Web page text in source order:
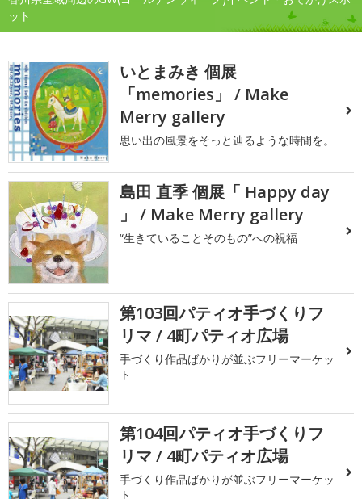
ット
いとまみき 個展
「memories」 / Make
Merry gallery
思い出の風景をそっと辿るような時間を。
島田 直季 個展「 Happy day
」 / Make Merry gallery
“生きていることそのもの”への祝福
第103回パティオ手づくりフ
リマ / 4町パティオ広場
手づくり作品ばかりが並ぶフリーマーケッ
ト
第104回パティオ手づくりフ
リマ / 4町パティオ広場
手づくり作品ばかりが並ぶフリーマーケッ
ト